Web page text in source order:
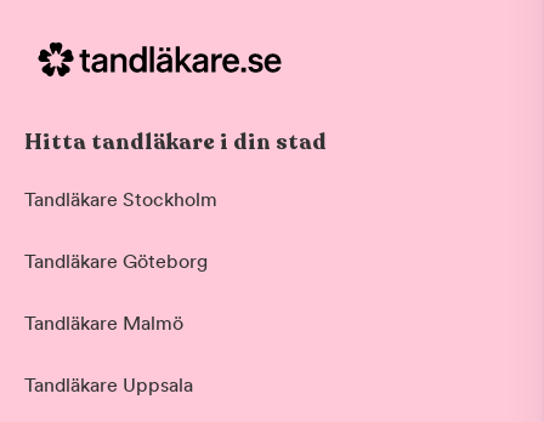
Hitta tandläkare i din stad
Tandläkare Stockholm
Tandläkare Göteborg
Tandläkare Malmö
Tandläkare Uppsala